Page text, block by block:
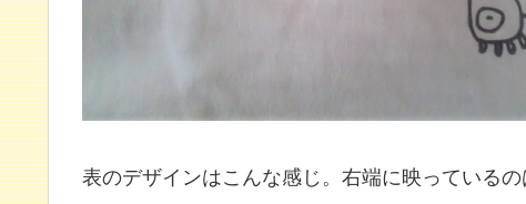
表のデザインはこんな感じ。右端に映っている